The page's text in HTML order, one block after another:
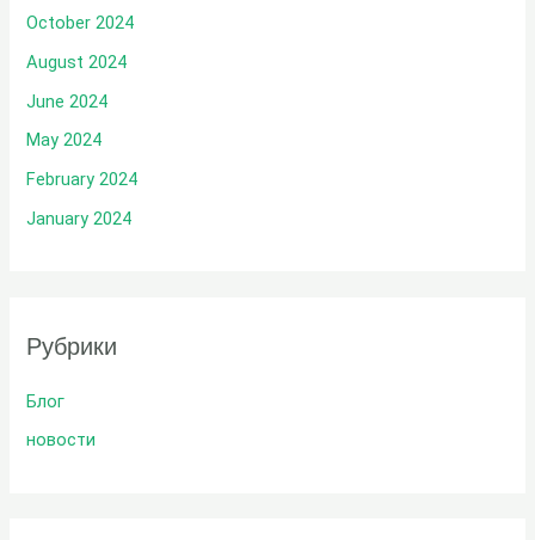
October 2024
August 2024
June 2024
May 2024
February 2024
January 2024
Рубрики
Блог
новости